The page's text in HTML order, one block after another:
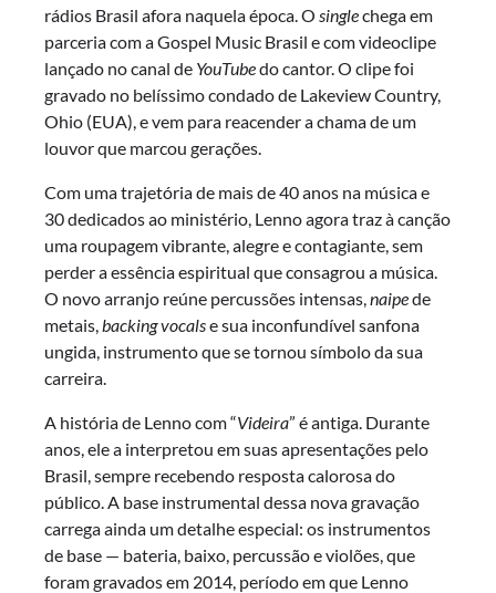
rádios Brasil afora naquela época. O singlechega em
parceria com a Gospel Music Brasil e com videoclipe
lançado no canal de YouTubedo cantor. O clipe foi
gravado no belíssimo condado de Lakeview Country,
Ohio (EUA), e vem para reacender a chama de um
louvor que marcou gerações.
Com uma trajetória de mais de 40 anos na música e
30 dedicados ao ministério, Lenno agora traz à canção
uma roupagem vibrante, alegre e contagiante, sem
perder a essência espiritual que consagrou a música.
O novo arranjo reúne percussões intensas,naipede
metais,backing vocalse sua inconfundível sanfona
ungida, instrumento que se tornou símbolo da sua
carreira.
A história de Lenno com “Videira” é antiga. Durante
anos, ele a interpretou em suas apresentações pelo
Brasil, sempre recebendo resposta calorosa do
público. A base instrumental dessa nova gravação
carrega ainda um detalhe especial: os instrumentos
de base — bateria, baixo, percussão e violões, que
foram gravados em 2014, período em que Lenno